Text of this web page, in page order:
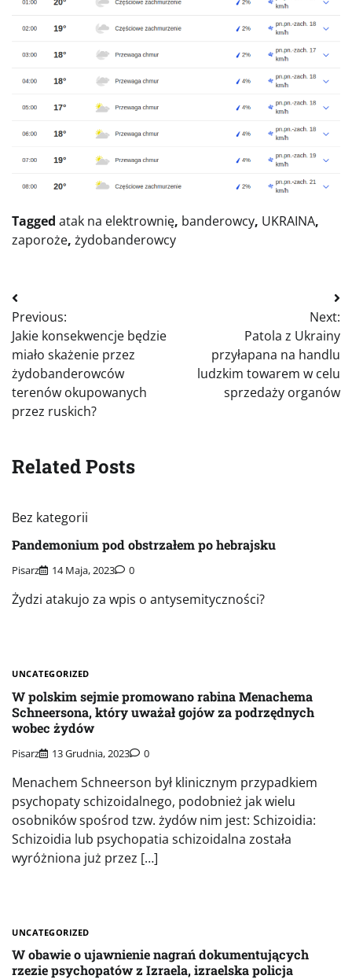
Tagged atak na elektrownię, banderowcy, UKRAINA,
zaporoże, żydobanderowcy
Nawigacja
wpisu
Previous:
Jakie konsekwencje będzie
miało skażenie przez
żydobanderowców
terenów okupowanych
przez ruskich?
Next:
Patola z Ukrainy
przyłapana na handlu
ludzkim towarem w celu
sprzedaży organów
Related Posts
Bez kategorii
Pandemonium pod obstrzałem po hebrajsku
Pisarz 14 Maja, 2023 0
Żydzi atakujo za wpis o antysemityczności?
UNCATEGORIZED
W polskim sejmie promowano rabina Menachema
Schneersona, który uważał gojów za podrzędnych
wobec żydów
Pisarz 13 Grudnia, 2023 0
Menachem Schneerson był klinicznym przypadkiem
psychopaty schizoidalnego, podobnież jak wielu
osobników spośrod tzw. żydów nim jest: Schizoidia:
Schizoidia lub psychopatia schizoidalna została
wyróżniona już przez […]
UNCATEGORIZED
W obawie o ujawnienie nagrań dokumentujących
rzezie psychopatów z Izraela, izraelska policja